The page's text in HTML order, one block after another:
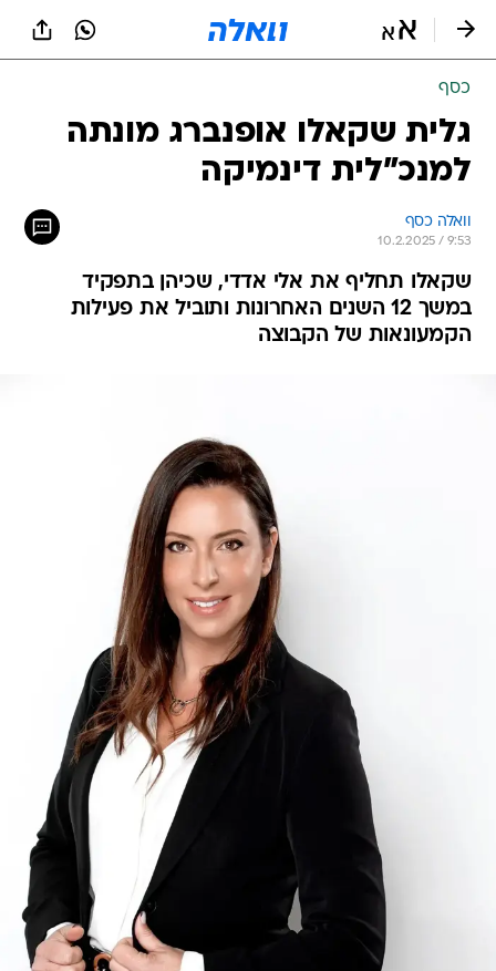
כסף
גלית שקאלו אופנברג מונתה
למנכ"לית דינמיקה
וואלה כסף
10.2.2025 / 9:53
שקאלו תחליף את אלי אדדי, שכיהן בתפקיד
במשך 12 השנים האחרונות ותוביל את פעילות
הקמעונאות של הקבוצה